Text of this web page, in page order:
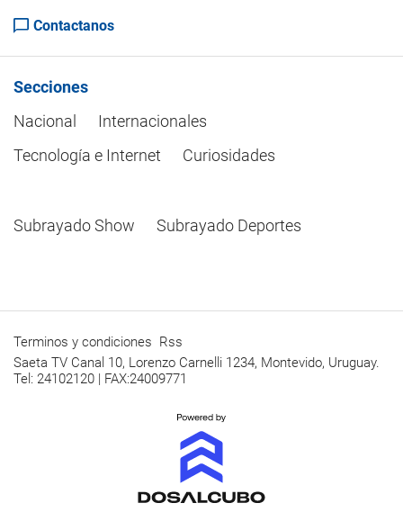
Contactanos
Secciones
Nacional
Internacionales
Tecnología e Internet
Curiosidades
Subrayado Show Subrayado Deportes
Terminos y condiciones Rss
Saeta TV Canal 10, Lorenzo Carnelli 1234, Montevido, Uruguay.
Tel: 24102120 | FAX:24009771